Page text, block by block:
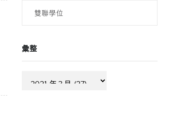
雙聯學位
彙整